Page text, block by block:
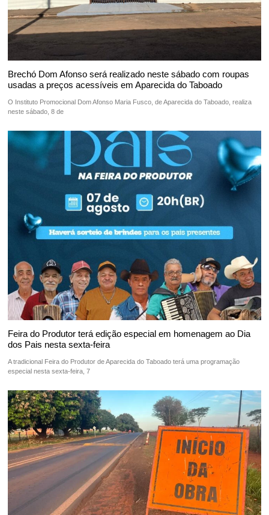
Brechó Dom Afonso será realizado neste sábado com roupas
usadas a preços acessíveis em Aparecida do Taboado
O Instituto Promocional Dom Afonso Maria Fusco, de Aparecida do Taboado, realiza
neste sábado, 8 de
Feira do Produtor terá edição especial em homenagem ao Dia
dos Pais nesta sexta-feira
A tradicional Feira do Produtor de Aparecida do Taboado terá uma programação
especial nesta sexta-feira, 7